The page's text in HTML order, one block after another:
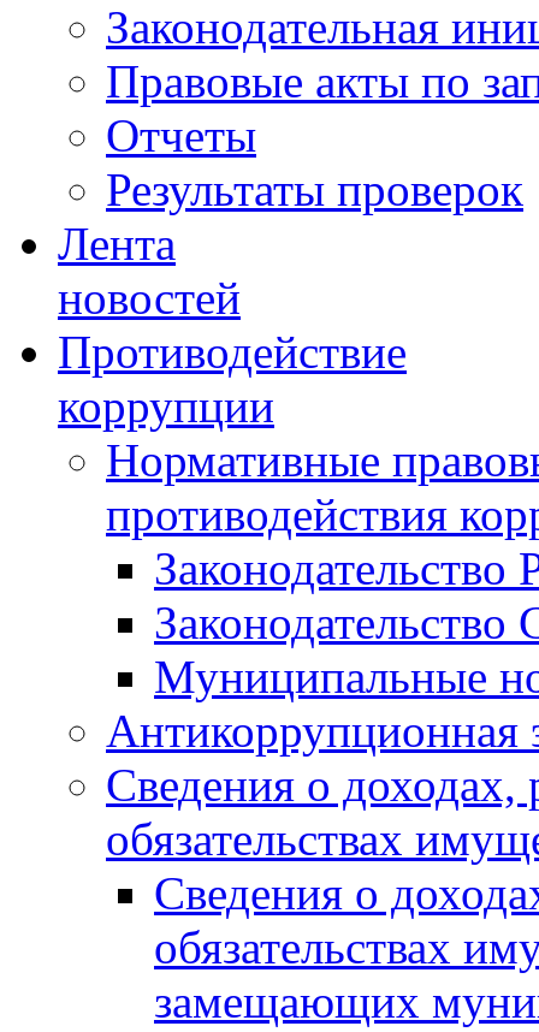
Законодательная
Правовые акты по
Отчеты
Результаты проверок
Лента
новостей
Противодействие
коррупции
Нормативные
противодействия
Законодательство
Муниципальные
Антикоррупционная
Сведения о доходах,
обязательствах
Сведения о
обязательствах
замещающих